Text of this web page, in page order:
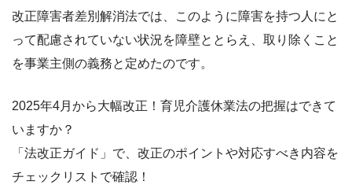
改正障害者差別解消法では、このように障害を持つ人にと
って配慮されていない状況を障壁ととらえ、取り除くこと
を事業主側の義務と定めたのです。
2025年4月から大幅改正！育児介護休業法の把握はできて
いますか？
「法改正ガイド」で、改正のポイントや対応すべき内容を
チェックリストで確認！